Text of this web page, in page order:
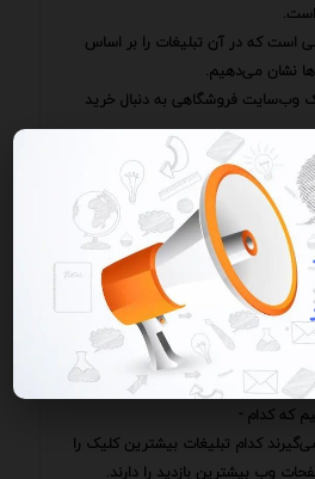
است که در آن تبلیغات را بر اساس
نشان می‌دهیم.
وب‌سایت فروشگاهی به دنبال خرید
را به او نشان دهیم که مربوط به
داده‌ها برای بهینه‌سازی تبلیغات
کمپین‌های تبلیغاتی می‌توانیم الگوها
که به ما کمک می‌کنند تا عملکرد
که کدام -
کدام تبلیغات بیشترین کلیک را
وب بیشترین بازدید را دارند.